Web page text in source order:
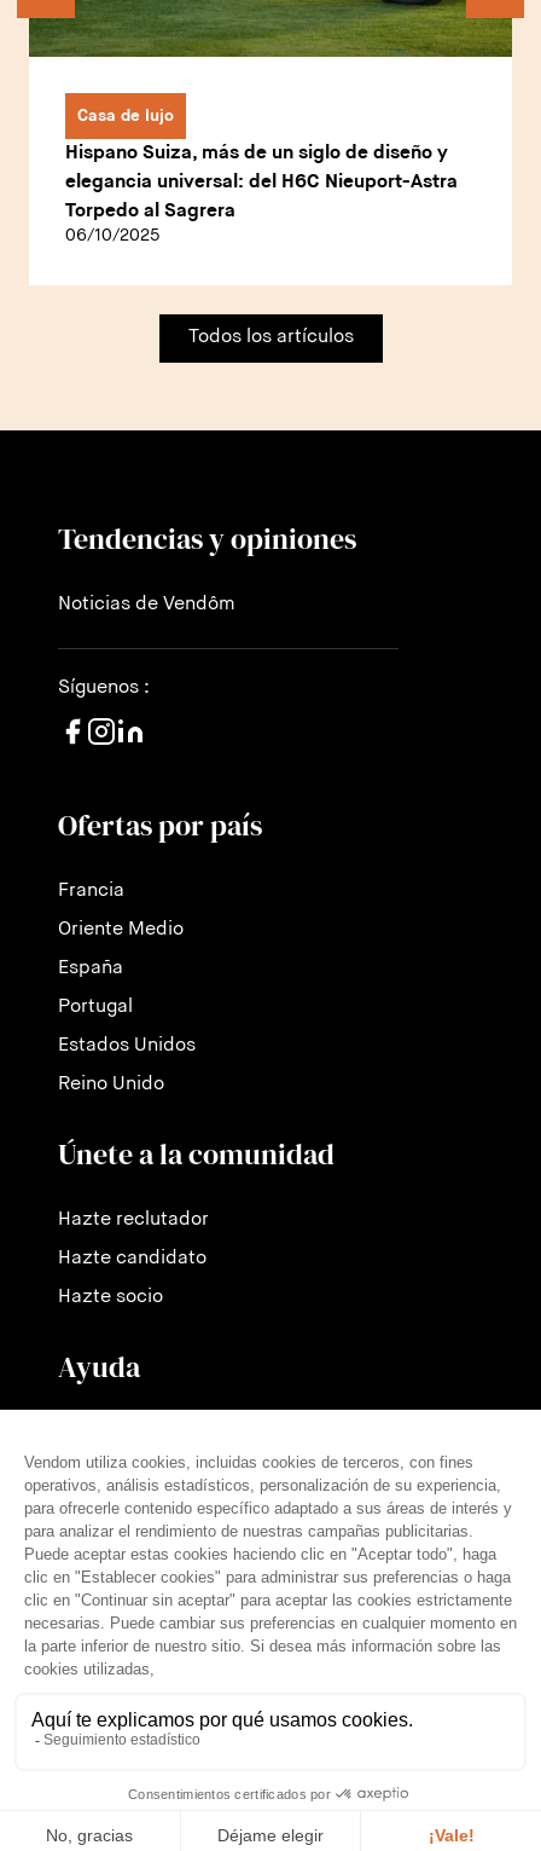
Casa de lujo
Hispano Suiza, más de un siglo de diseño y
elegancia universal: del H6C Nieuport-Astra
Torpedo al Sagrera
06/10/2025
Todos los artículos
Tendencias y opiniones
Noticias de Vendôm
Síguenos :
Ofertas por país
Francia
Oriente Medio
España
Portugal
Estados Unidos
Reino Unido
Únete a la comunidad
Hazte reclutador
Hazte candidato
Hazte socio
Ayuda
Nuestras tarifas
Preguntas frecuentes
Prensa
español (es)
© THE VENDÔM COMPANY, TODOS LOS DERECHOS RESERVADOS
Aviso legal
Condiciones generales
Política de privacidad